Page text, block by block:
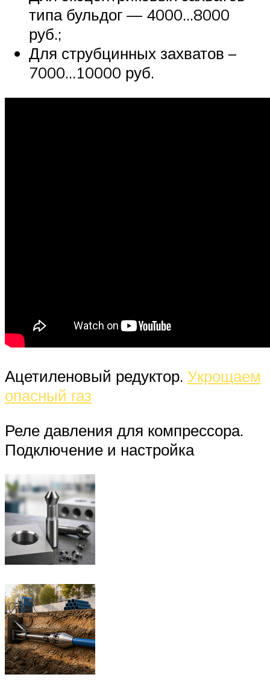
типа бульдог — 4000…8000
руб.;
Для струбцинных захватов –
7000…10000 руб.
Ацетиленовый редуктор. Укрощаем
опасный газ
Реле давления для компрессора.
Подключение и настройка